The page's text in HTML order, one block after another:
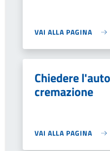
VAI ALLA PAGINA
Chiedere
cremazione
VAI ALLA PAGINA